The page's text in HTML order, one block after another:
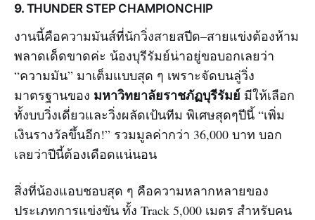
9. THUNDER STEP CHAMPIONCHIP
งานนี้คือความมันส์ที่นักวิ่งสายสปีด–สายแข่งต้องห้าม
พลาดเด็ดขาดค่ะ น้องบุรีรัมย์น่าอยู่ขอบอกเลยว่า
“ความมัน” มาเต็มแบบสุด ๆ เพราะจัดบนลู่วิ่ง
มาตรฐานของ มหาวิทยาลัยราชภัฏบุรีรัมย์ มีให้เลือก
ทั้งบบวิ่งเดี่ยวและวิ่งผลัดเป้นทีม พิเศษสุดๆปีนี้ “เพิ่ม
เงินรางวัลขึ้นอีก!” รวมมูลค่ากว่า 36,000 บาท บอก
เลยว่าปีนี้ต้องเดือดแน่นอน
สิ่งที่น้องแอบชอบสุด ๆ คือความหลากหลายของ
ประเภทการแข่งขัน ทั้ง Track 5,000 เมตร สำหรับคน